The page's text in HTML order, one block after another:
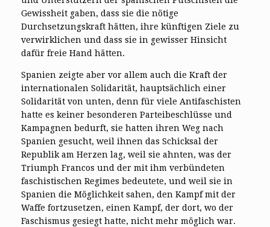
Gewissheit gaben, dass sie die nötige
Durchsetzungskraft hätten, ihre künftigen Ziele zu
verwirklichen und dass sie in gewisser Hinsicht
dafür freie Hand hätten.
Spanien zeigte aber vor allem auch die Kraft der
internationalen Solidarität, hauptsächlich einer
Solidarität von unten, denn für viele Antifaschisten
hatte es keiner besonderen Parteibeschlüsse und
Kampagnen bedurft, sie hatten ihren Weg nach
Spanien gesucht, weil ihnen das Schicksal der
Republik am Herzen lag, weil sie ahnten, was der
Triumph Francos und der mit ihm verbündeten
faschistischen Regimes bedeutete, und weil sie in
Spanien die Möglichkeit sahen, den Kampf mit der
Waffe fortzusetzen, einen Kampf, der dort, wo der
Faschismus gesiegt hatte, nicht mehr möglich war.